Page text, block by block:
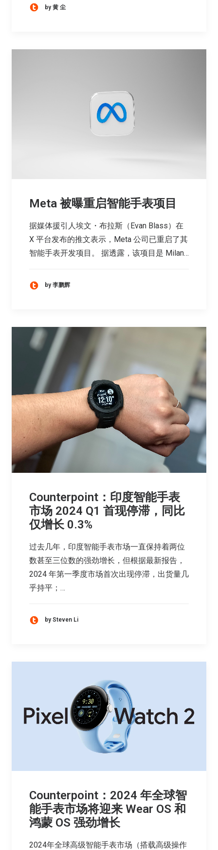
by 黄 尘
Meta 被曝重启智能手表项目
据媒体援引人埃文・布拉斯（Evan Blass）在
X 平台发布的推文表示，Meta 公司已重启了其
智能手表开发项目。 据透露，该项目是 Milan…
by 李鹏辉
Counterpoint：印度智能手表
市场 2024 Q1 首现停滞，同比
仅增长 0.3%
过去几年，印度智能手表市场一直保持着两位
数甚至三位数的强劲增长，但根据最新报告，
2024 年第一季度市场首次出现停滞，出货量几
乎持平；…
by Steven Li
Counterpoint：2024 年全球智
能手表市场将迎来 Wear OS 和
鸿蒙 OS 强劲增长
2024年全球高级智能手表市场（搭载高级操作